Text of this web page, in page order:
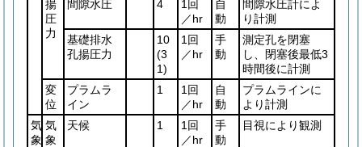
揚
圧
力
間隙水圧 4
1回
／hr
自
動
間隙水圧計によ
り計測
基礎排水
孔揚圧力
10
(3
1)
1回
／hr
手
動
測定孔を閉塞
し、閉塞後最低3
時間後に計測
変
位
プラムラ
イン
1
1回
／hr
自
動
プラムラインに
より計測
気
象
気
象
天候 1
1回
／hr
手
動
目視により観測